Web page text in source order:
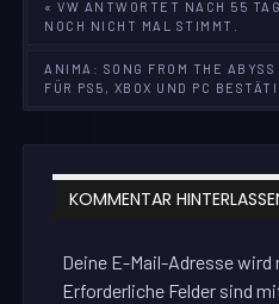
« VW ANTWORTET NACH 55
NOCH NICHT MAL STIMMT.
ANIMA: SONG FROM THE
FÜR PS5, XBOX UND PC
KOMMENTAR
Deine E-Mail-Adresse
Erforderliche Felder sind